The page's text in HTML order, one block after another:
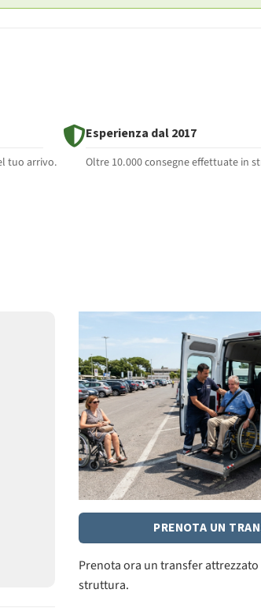
tuo arrivo.
Esperienza dal 2017
Oltre 10.000 consegne effettuate in
PRENOTA UN
Prenota ora un transfer
struttura.